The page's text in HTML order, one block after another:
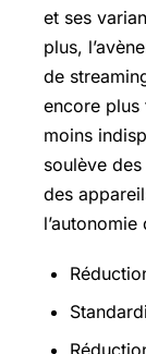
et ses
plus,
de
encore
moins
soulève
des